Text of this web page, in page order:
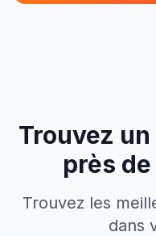
Trouvez un
près de
Trouvez les
dans